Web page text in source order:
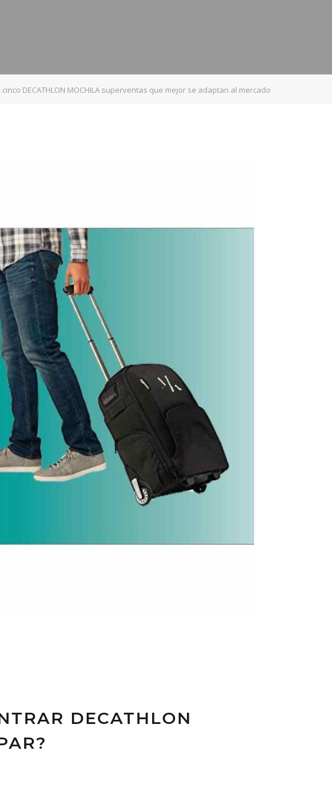
cinco DECATHLON MOCHILA superventas que mejor se adaptan al mercado
DECATHLON